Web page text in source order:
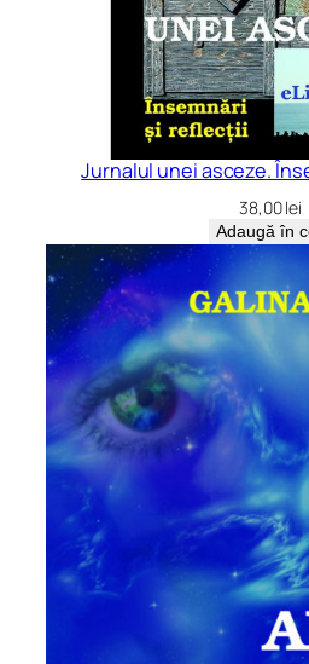
Jurnalul unei asceze.
38,00lei
Adaugă în